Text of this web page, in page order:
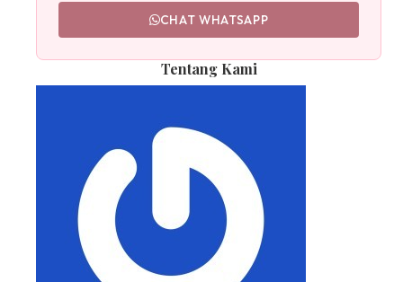
CHAT WHATSAPP
Tentang Kami